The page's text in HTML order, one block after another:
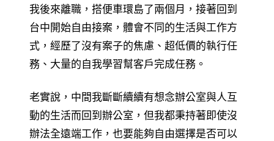
我後來離職，搭便車環島了兩個月，接著回到
台中開始自由接案，體會不同的生活與工作方
式，經歷了沒有案子的焦慮、超低價的執行任
務、大量的自我學習幫客戶完成任務。
老實說，中間我斷斷續續有想念辦公室與人互
動的生活而回到辦公室，但我都秉持著即使沒
辦法全遠端工作，也要能夠自由選擇是否可以